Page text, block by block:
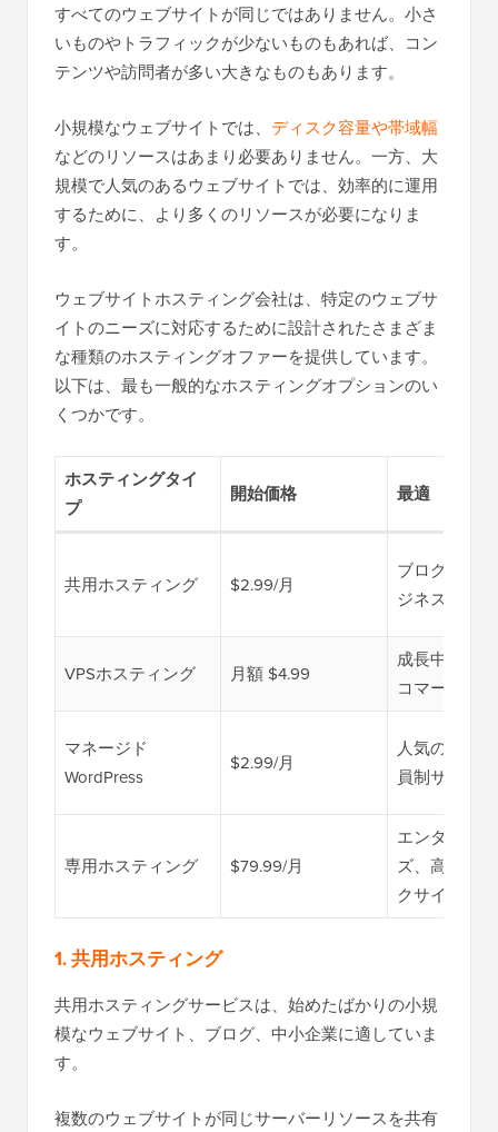
すべてのウェブサイトが同じではありません。小さ
いものやトラフィックが少ないものもあれば、コン
テンツや訪問者が多い大きなものもあります。
小規模なウェブサイトでは、 ディスク容量や帯域幅
などのリソースはあまり必要ありません。一方、大
規模で人気のあるウェブサイトでは、効率的に運用
するために、より多くのリソースが必要になりま
す。
ウェブサイトホスティング会社は、特定のウェブサ
イトのニーズに対応するために設計されたさまざま
な種類のホスティングオファーを提供しています。
以下は、最も一般的なホスティングオプションのい
くつかです。
ホスティングタイ
プ
開始価格 最適
共用ホスティング $2.99/月
ブログ、小
ジネスサイト
VPSホスティング 月額 $4.99
成長中のサ
コマース
マネージド
WordPress
$2.99/月
人気のブロ
員制サイト
専用ホスティング $79.99/月
エンタープ
ズ、高トラ
クサイト
1. 共用ホスティング
共用ホスティングサービスは、始めたばかりの小規
模なウェブサイト、ブログ、中小企業に適していま
す。
複数のウェブサイトが同じサーバーリソースを共有